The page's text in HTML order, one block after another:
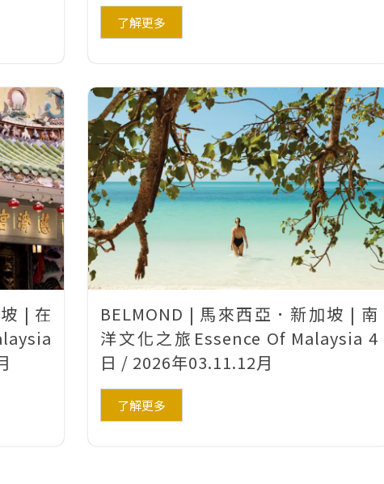
了解更多
| 在
BELMOND | 馬來西亞．新加坡 | 南
洋文化之旅Essence Of Malaysia 4
日 / 2026年03.11.12月
了解更多